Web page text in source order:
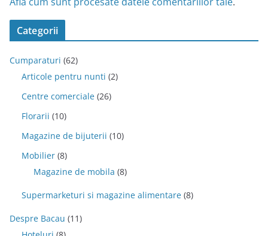
Categorii
Cumparaturi (62)
Articole pentru nunti (2)
Centre comerciale (26)
Florarii (10)
Magazine de bijuterii (10)
Mobilier (8)
Magazine de mobila (8)
Supermarketuri si magazine alimentare (8)
Despre Bacau (11)